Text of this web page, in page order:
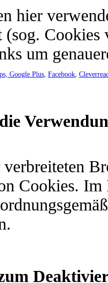
hier
(sog.
um
Google Plus Facebook
Cookies.